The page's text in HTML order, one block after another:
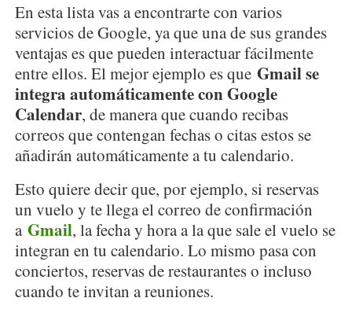
En esta lista vas a encontrarte con varios
servicios de Google, ya que una de sus grandes
ventajas es que pueden interactuar fácilmente
entre ellos. El mejor ejemplo es que Gmail se
integra automáticamente con Google
Calendar, de manera que cuando recibas
correos que contengan fechas o citas estos se
añadirán automáticamente a tu calendario.
Esto quiere decir que, por ejemplo, si reservas
un vuelo y te llega el correo de confirmación
a Gmail, la fecha y hora a la que sale el vuelo se
integran en tu calendario. Lo mismo pasa con
conciertos, reservas de restaurantes o incluso
cuando te invitan a reuniones.